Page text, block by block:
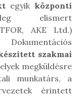
egyik központi
elismert
AKE Ltd.)
szakmai
megküldésre
munkatárs, a
érintett